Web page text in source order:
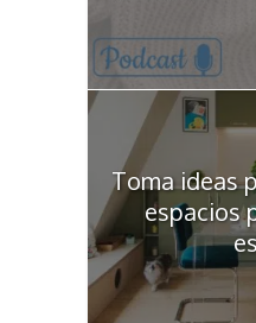
Toma ideas
espacios